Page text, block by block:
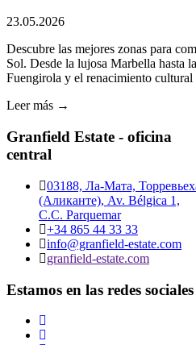
23.05.2026
Descubre las mejores zonas para
Sol. Desde la lujosa Marbella hasta
Fuengirola y el renacimiento cultural
Leer más →
Granfield Estate - oficina
central
03188, Ла-Мата,
(Аликанте), Av. Bélgica 1,
C.C. Parquemar
+34 865 44 33 33
info@granfield-estate.com
granfield-estate.com
Estamos en las redes sociales